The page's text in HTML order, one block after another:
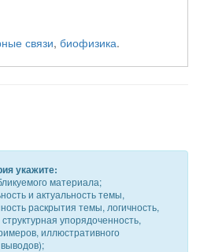
связи, биофизика.
укажите:
материала;
и актуальность темы,
раскрытия темы, логичность,
упорядоченность,
иллюстративного